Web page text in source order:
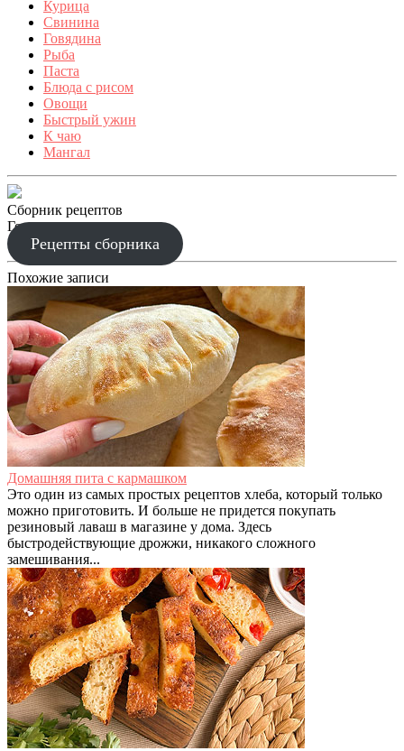
Курица
Свинина
Говядина
Рыба
Паста
Блюда с рисом
Овощи
Быстрый ужин
К чаю
Мангал
Сборник рецептов
Готовим праздник
Рецепты сборника
Похожие записи
Домашняя пита с кармашком
Это один из самых простых рецептов хлеба, который только
можно приготовить. И больше не придется покупать
резиновый лаваш в магазине у дома. Здесь
быстродействующие дрожжи, никакого сложного
замешивания...